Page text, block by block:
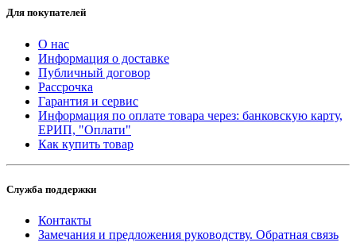
Для покупателей
О нас
Информация о доставке
Публичный договор
Рассрочка
Гарантия и сервис
Информация по оплате товара через: банковскую карту,
ЕРИП, "Оплати"
Как купить товар
Служба поддержки
Контакты
Замечания и предложения руководству. Обратная связь